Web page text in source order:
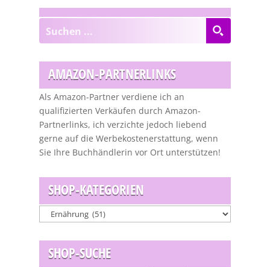
AMAZON-PARTNERLINKS
Als Amazon-Partner verdiene ich an
qualifizierten Verkäufen durch Amazon-
Partnerlinks, ich verzichte jedoch liebend
gerne auf die Werbekostenerstattung, wenn
Sie Ihre Buchhändlerin vor Ort unterstützen!
SHOP-KATEGORIEN
SHOP-SUCHE